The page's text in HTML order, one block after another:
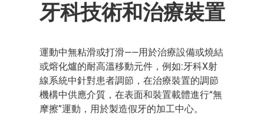
牙科技術和治療裝置
運動中無粘滑或打滑——用於治療設備或燒結
或熔化爐的耐高溫移動元件，例如:牙科X射
線系統中針對患者調節，在治療裝置的調節
機構中供應介質，在表面和裝置載體進行“無
摩擦”運動，用於製造假牙的加工中心。